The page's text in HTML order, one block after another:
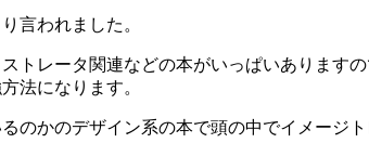
言われました。
トレータ関連などの本がいっぱいあります
法になります。
かのデザイン系の本で頭の中でイメージト